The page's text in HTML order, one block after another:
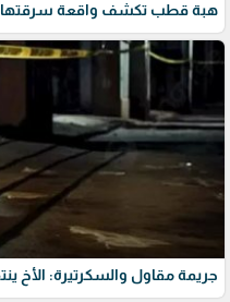
هبة قطب تكشف واقعة
جريمة مقاول والسكرتيرة: الأخ